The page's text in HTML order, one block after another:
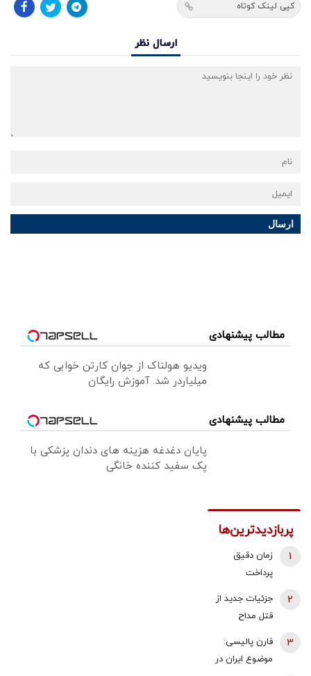
کپی لینک کوتاه
ارسال نظر
ارسال
مطالب پیشنهادی
ویدیو هولناک از جوان کارتن خوابی که
میلیاردر شد. آموزش رایگان
مطالب پیشنهادی
پایان دغدغه هزینه های دندان پزشکی با
پک سفید کننده خانگی
پربازدیدترین‌ها
زمان دقیق
پرداخت
اعلام شد
1
جزئیات جدید از
قتل مداح
قرار حمیدرضا
2
فارن پالیسی:
موضوع ایران در
3